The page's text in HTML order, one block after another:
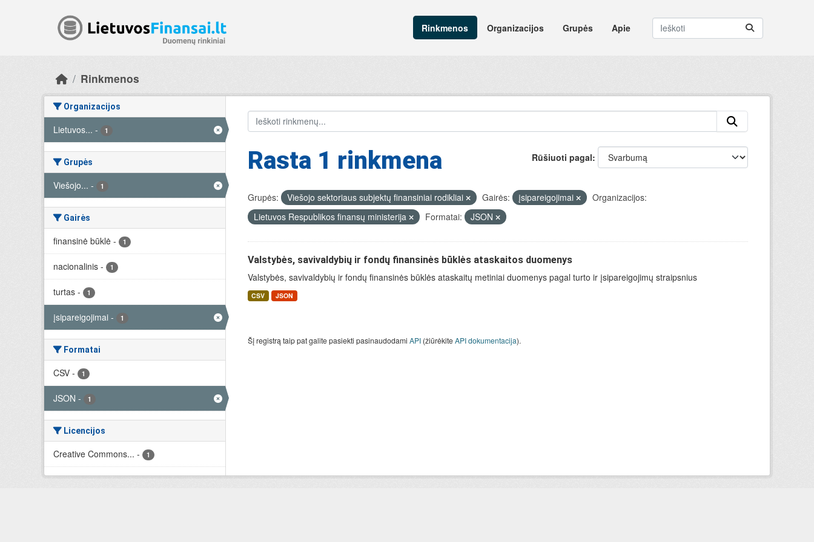
Rinkmenos
Organizacijos Grupės Apie
Rinkmenos
Organizacijos
Lietuvos... - 1
Grupės
Viešojo... - 1
Gairės
finansinė būklė - 1
nacionalinis - 1
turtas - 1
įsipareigojimai - 1
Formatai
CSV - 1
JSON - 1
Licencijos
Creative Commons... - 1
Rūšiuoti pagal
Rasta 1 rinkmena
Grupės: Viešojo sektoriaus subjektų finansiniai rodikliai Gairės: įsipareigojimai
Organizacijos:
Lietuvos Respublikos finansų ministerija
Formatai: JSON
Valstybės, savivaldybių ir fondų finansinės būklės ataskaitos duomenys
Valstybės, savivaldybių ir fondų finansinės būklės ataskaitų metiniai duomenys pagal turto ir įsipareigojimų straipsnius
CSV JSON
Šį registrą taip pat galite pasiekti pasinaudodami API(žiūrėkiteAPI dokumentacija).